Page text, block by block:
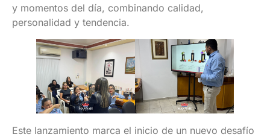
y momentos del día, combinando calidad,
personalidad y tendencia.
Este lanzamiento marca el inicio de un nuevo desafío